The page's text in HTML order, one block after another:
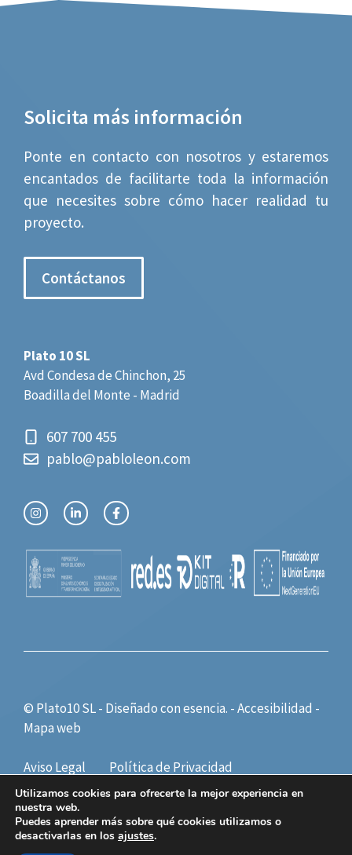
Solicita más información
Ponte en contacto con nosotros y estaremos
encantados de facilitarte toda la información
que necesites sobre cómo hacer realidad tu
proyecto.
Contáctanos
Plato 10 SL
Avd Condesa de Chinchon, 25
Boadilla del Monte - Madrid
607 700 455
pablo@pabloleon.com
© Plato10 SL - Diseñado conesencia. -Accesibilidad -
Mapa web
Aviso Legal
Política de Privacidad
Política de Cookies
Utilizamos cookies para ofrecerte la mejor experiencia en
nuestra web.
Puedes aprender más sobre qué cookies utilizamos o
desactivarlas en los ajustes.